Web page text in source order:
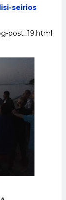
seirios
post_19.html